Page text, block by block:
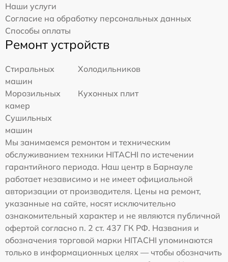
Наши услуги
Согласие на обработку персональных данных
Способы оплаты
Ремонт устройств
Стиральных
машин
Холодильников
Морозильных
камер
Кухонных плит
Сушильных
машин
Мы занимаемся ремонтом и техническим
обслуживанием техники HITACHI по истечении
гарантийного периода. Наш центр в Барнауле
работает независимо и не имеет официальной
авторизации от производителя. Цены на ремонт,
указанные на сайте, носят исключительно
ознакомительный характер и не являются публичной
офертой согласно п. 2 ст. 437 ГК РФ. Названия и
обозначения торговой марки HITACHI упоминаются
только в информационных целях — чтобы обозначить